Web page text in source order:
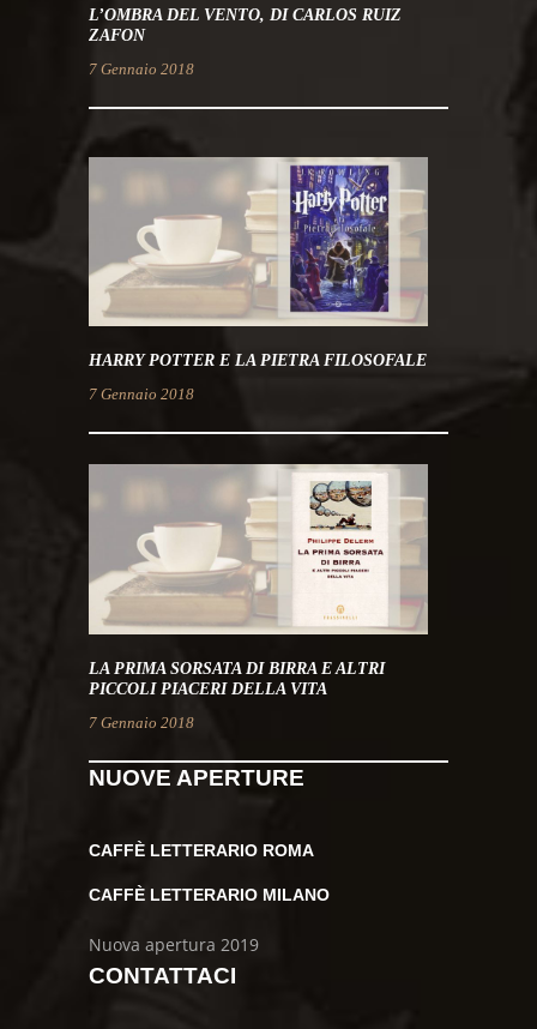
L’OMBRA DEL VENTO, DI CARLOS RUIZ
ZAFON
7 Gennaio 2018
HARRY POTTER E LA PIETRA FILOSOFALE
7 Gennaio 2018
LA PRIMA SORSATA DI BIRRA E ALTRI
PICCOLI PIACERI DELLA VITA
7 Gennaio 2018
NUOVE APERTURE
CAFFÈ LETTERARIO ROMA
CAFFÈ LETTERARIO MILANO
Nuova apertura 2019
CONTATTACI